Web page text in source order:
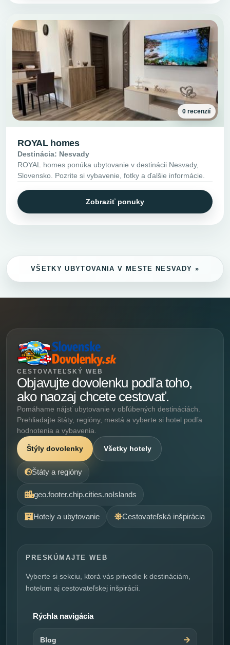
0 recenzií
ROYAL homes
Destinácia: Nesvady
ROYAL homes ponúka ubytovanie v destinácii Nesvady,
Slovensko. Pozrite si vybavenie, fotky a ďalšie informácie.
Zobraziť ponuky
VŠETKY UBYTOVANIA V MESTE NESVADY »
CESTOVATEĽSKÝ WEB
Objavujte dovolenku podľa toho,
ako naozaj chcete cestovať.
Pomáhame nájsť ubytovanie v obľúbených destináciách.
Prehliadajte štáty, regióny, mestá a vyberte si hotel podľa
hodnotenia a vybavenia.
Štýly dovolenky Všetky hotely
Štáty a regióny
geo.footer.chip.cities.noIslands
Hotely a ubytovanie Cestovateľská inšpirácia
PRESKÚMAJTE WEB
Vyberte si sekciu, ktorá vás privedie k destináciám,
hotelom aj cestovateľskej inšpirácii.
Rýchla navigácia
Blog